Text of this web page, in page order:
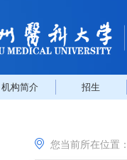
机构简介 招生
您当前所在位置：